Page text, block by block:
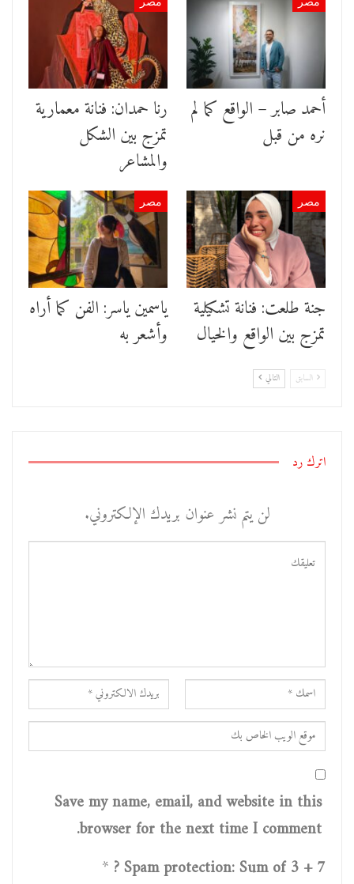
أحمد صابر – الواقع كما لم
نره من قبل
رنا حمدان: فنانة معمارية
تمزج بين الشكل
والمشاعر
مصر
جنة طلعت: فنانة تشكيلية
تمزج بين الواقع والخيال
مصر
ياسمين ياسر: الفن كما أراه
وأشعر به
السابق التالي
اترك رد
لن يتم نشر عنوان بريدك الإلكتروني.
Save my name, email, and website in this
browser for the next time I comment.
Spam protection: Sum of 3 + 7 ?
*